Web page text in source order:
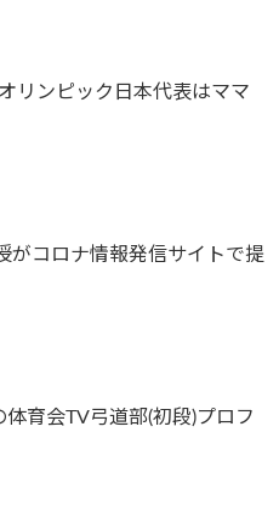
リンピック日本代表はママ
がコロナ情報発信サイトで提
育会TV弓道部(初段)プロフ